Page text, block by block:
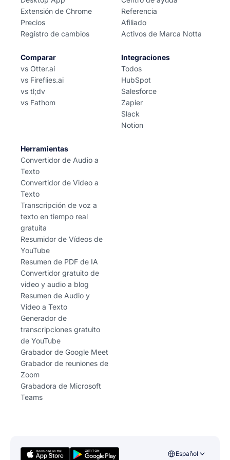
Extensión de Chrome
Precios
Registro de cambios
Referencia
Afiliado
Activos de Marca Notta
Comparar
vs Otter.ai
vs Fireflies.ai
vs tl;dv
vs Fathom
Integraciones
Todos
HubSpot
Salesforce
Zapier
Slack
Notion
Herramientas
Convertidor de Audio a
Texto
Convertidor de Video a
Texto
Transcripción de voz a
texto en tiempo real
gratuita
Resumidor de Vídeos de
YouTube
Resumen de PDF de IA
Convertidor gratuito de
video y audio a blog
Resumen de Audio y
Video a Texto
Generador de
transcripciones gratuito
de YouTube
Grabador de Google Meet
Grabador de reuniones de
Zoom
Grabadora de Microsoft
Teams
Español